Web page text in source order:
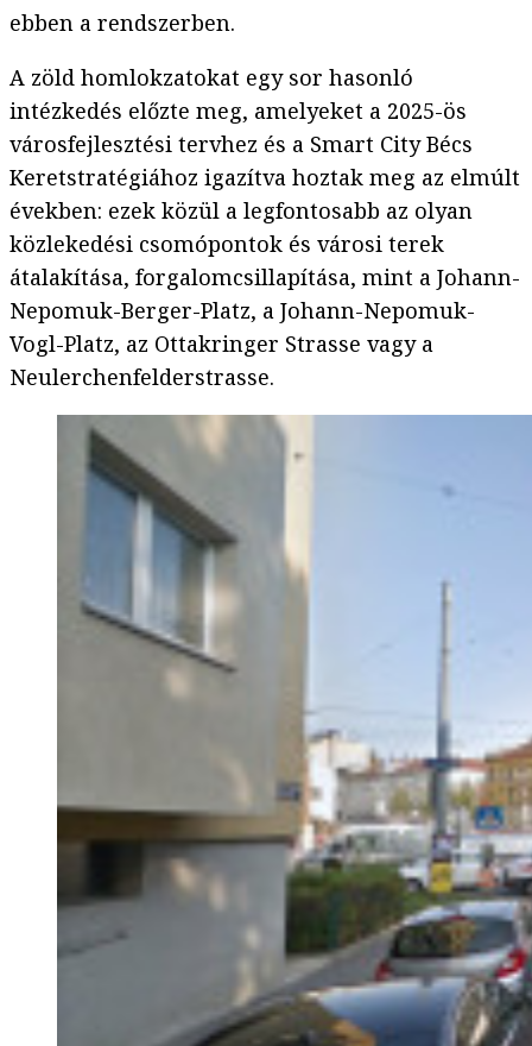
ebben a rendszerben.
A zöld homlokzatokat egy sor hasonló
intézkedés előzte meg, amelyeket a 2025-ös
városfejlesztési tervhez és a Smart City Bécs
Keretstratégiához igazítva hoztak meg az elmúlt
években: ezek közül a legfontosabb az olyan
közlekedési csomópontok és városi terek
átalakítása, forgalomcsillapítása, mint a Johann-
Nepomuk-Berger-Platz, a Johann-Nepomuk-
Vogl-Platz, az Ottakringer Strasse vagy a
Neulerchenfelderstrasse.